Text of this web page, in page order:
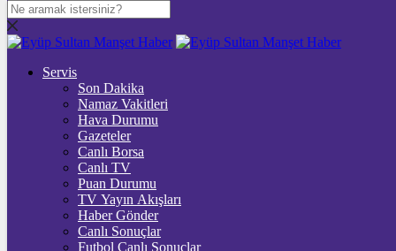
DOLAR
47,6069$% 0.05
EURO
% 0.19
STERLİN
% 0.22
GRAM ALTIN
%0,89
Servis
Son Dakika
Namaz Vakitleri
Hava Durumu
Gazeteler
Canlı Borsa
Canlı TV
Puan Durumu
TV Yayın Akışları
Haber Gönder
Canlı Sonuçlar
Futbol Canlı Sonuçlar